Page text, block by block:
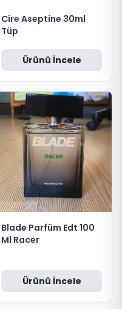
Cire Aseptine 30ml
Tüp
Ürünü İncele
Blade Parfüm Edt 100
Ml Racer
Ürünü İncele